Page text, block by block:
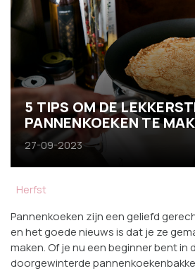
5 TIPS OM DE
PANNENKOEKEN TE
27-09-2023
Herfst
Pannenkoeken zijn een geliefd
en het goede nieuws is dat je ze
maken. Of je nu een beginner bent in
doorgewinterde